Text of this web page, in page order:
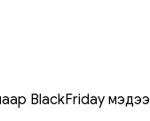
BlackFriday